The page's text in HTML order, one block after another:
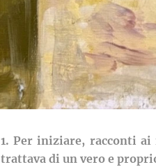
1. Per iniziare, racconti ai
trattava di un vero e